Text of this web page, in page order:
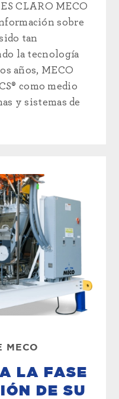
CLARO MECO
sobre
tan
la tecnología
años, MECO
como medio
y sistemas de
MECO
LA FASE
DE SU